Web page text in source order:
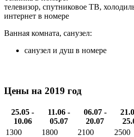
телевизор, спутниковое ТВ,
интернет в номере
Ванная комната, санузел:
санузел и душ в номере
Цены на 2019 год
25.05 -
10.06
11.06 -
05.07
06.07 -
20.07
1300
1800 2100 2500